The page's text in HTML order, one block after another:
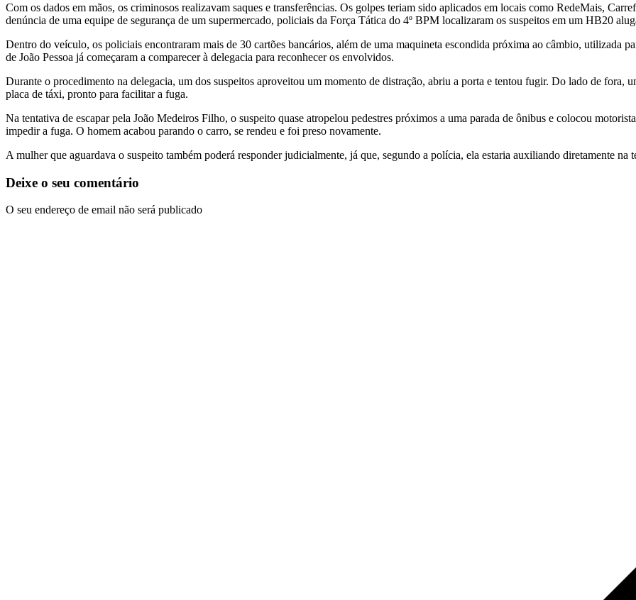
Com os dados em mãos, os criminosos realizavam saques e transferências. Os golpes teriam sido aplicados em locais como RedeMais,
denúncia de uma equipe de segurança de um supermercado, policiais da Força Tática do 4º BPM localizaram os suspeitos em um HB20
Dentro do veículo, os policiais encontraram mais de 30 cartões bancários, além de uma maquineta escondida próxima ao câmbio, utilizada
de João Pessoa já começaram a comparecer à delegacia para reconhecer os envolvidos.
Durante o procedimento na delegacia, um dos suspeitos aproveitou um momento de distração, abriu a porta e tentou fugir. Do lado de fora,
placa de táxi, pronto para facilitar a fuga.
Na tentativa de escapar pela João Medeiros Filho, o suspeito quase atropelou pedestres próximos a uma parada de ônibus e colocou
impedir a fuga. O homem acabou parando o carro, se rendeu e foi preso novamente.
A mulher que aguardava o suspeito também poderá responder judicialmente, já que, segundo a polícia, ela estaria auxiliando diretamente na
Deixe o seu comentário
O seu endereço de email não será publicado